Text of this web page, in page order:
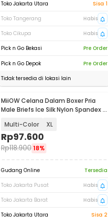
Toko Jakarta Utara
Sisa 1
Toko Tangerang
Habis
Toko Cikupa
Habis
Pick n Go Bekasi
Pre Order
Pick n Go Depok
Pre Order
Tidak tersedia di lokasi lain
MiiOW Celana Dalam Boxer Pria
Male Briefs Ice Silk Nylon Spandex 3
Multi-Color XL
Rp97.600
Rp118.900 18%
Gudang Online
Tersedia
Toko Jakarta Pusat
Habis
Toko Jakarta Barat
Habis
Toko Jakarta Utara
Sisa 2